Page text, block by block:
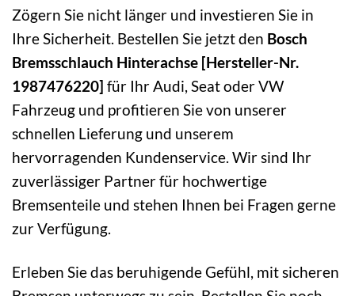
Zögern Sie nicht länger und investieren Sie in
Ihre Sicherheit. Bestellen Sie jetzt den Bosch
Bremsschlauch Hinterachse [Hersteller-Nr.
1987476220] für Ihr Audi, Seat oder VW
Fahrzeug und profitieren Sie von unserer
schnellen Lieferung und unserem
hervorragenden Kundenservice. Wir sind Ihr
zuverlässiger Partner für hochwertige
Bremsenteile und stehen Ihnen bei Fragen gerne
zur Verfügung.
Erleben Sie das beruhigende Gefühl, mit sicheren